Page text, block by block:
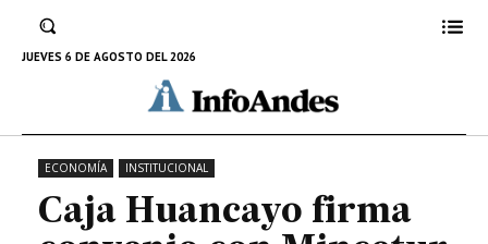
JUEVES 6 DE AGOSTO DEL 2026
con Mincetur para financiar a
mipymes exportadoras
8 DE ENERO DE 2025
ECONOMÍA INSTITUCIONAL
Caja Huancayo firma